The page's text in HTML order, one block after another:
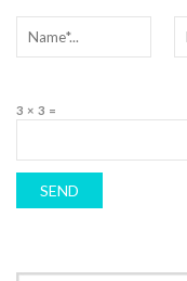
3 × 3 =